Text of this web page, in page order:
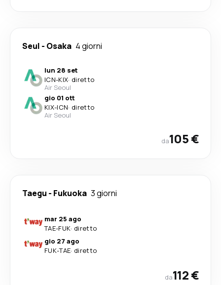
Seul - Osaka 4 giorni
lun 28 set
ICN-KIX· diretto
Air Seoul
gio 01 ott
KIX-ICN· diretto
Air Seoul
da105 €
Taegu - Fukuoka 3 giorni
mar 25 ago
TAE-FUK· diretto
gio 27 ago
FUK-TAE· diretto
da112 €